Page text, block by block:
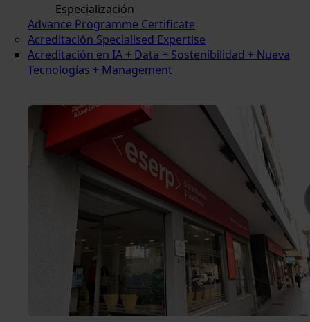
Especialización
Advance Programme Certificate
Acreditación Specialised Expertise
Acreditación en IA + Data + Sostenibilidad + Nueva
Tecnologías + Management